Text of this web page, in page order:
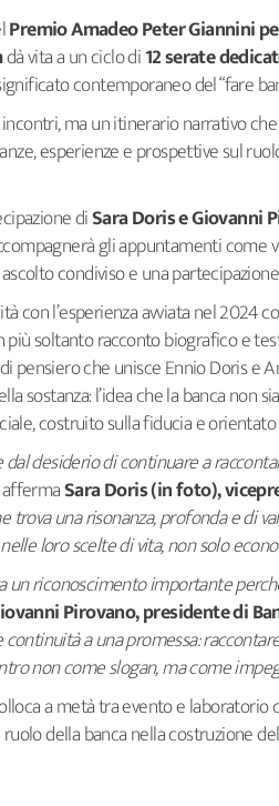
Premio Amadeo Peter Giannini
dà vita a un ciclo di12 serate
contemporaneo del “fare
ma un itinerario narrativo
esperienze e prospettive sul
diSara Doris e Giovanni
gli appuntamenti come
condiviso e una
con l’esperienza avviata nel 2024
più soltanto racconto biografico e
pensiero che unisce Ennio Doris e
sostanza: l’idea che la banca non
costruito sulla fiducia e
desiderio di continuare a
affermaSara Doris (in foto),
trova una risonanza, profonda e di
loro scelte di vita, non solo
riconoscimento importante
Pirovano, presidente di
a una promessa:
non come slogan, ma come
a metà tra evento e laboratorio
della banca nella costruzione